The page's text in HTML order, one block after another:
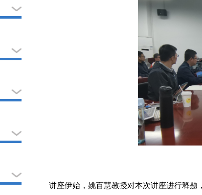
讲座伊始，姚百慧教授对本次讲座进行释题